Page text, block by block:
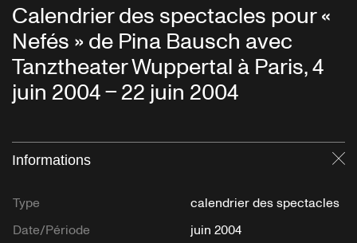
Calendrier des spectacles pour «
Nefés » de Pina Bausch avec
Tanztheater Wuppertal à Paris, 4
juin 2004 – 22 juin 2004
Informations
Type
calendrier des spectacles
Date/Période
juin 2004